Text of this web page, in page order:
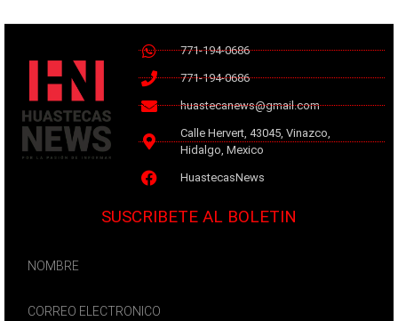
771-194-0686
771-194-0686
huastecanews@gmail.com
Calle Hervert, 43045, Vinazco,
Hidalgo, Mexico
HuastecasNews
SUSCRIBETE AL BOLETIN